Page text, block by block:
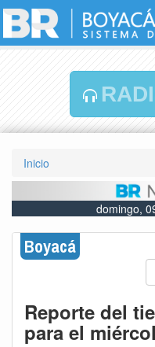
Inicio
domingo,
Boyacá
Reporte del
para el